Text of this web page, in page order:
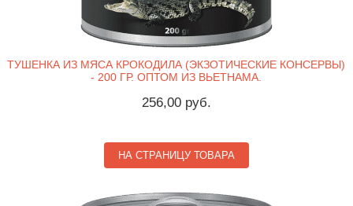
ТУШЕНКА ИЗ МЯСА КРОКОДИЛА (ЭКЗОТИЧЕСКИЕ КОНСЕРВЫ)
- 200 ГР. ОПТОМ ИЗ ВЬЕТНАМА.
256,00 руб.
НА СТРАНИЦУ ТОВАРА